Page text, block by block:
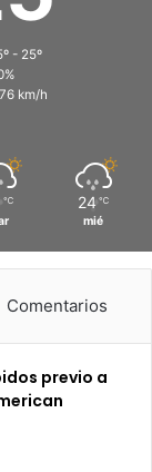
- 25º
km/h
℃ 24 ℃
mié
Comentarios
previo a